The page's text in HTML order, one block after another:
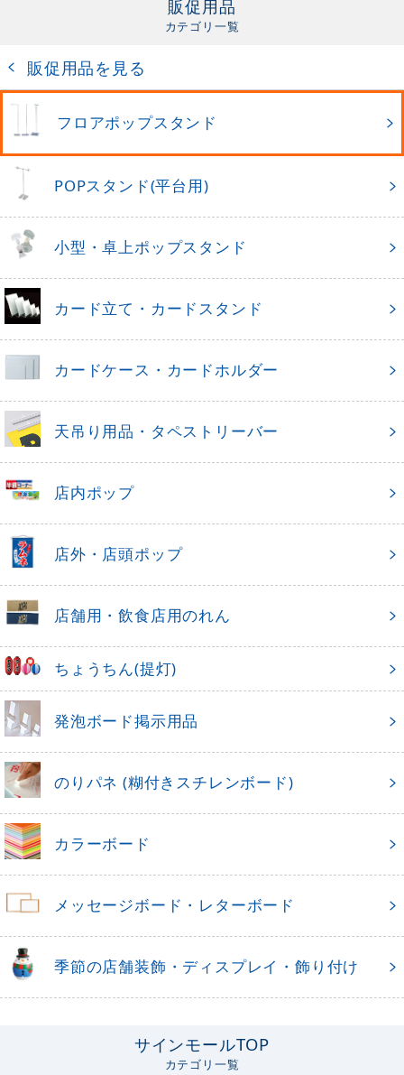
販促用品
カテゴリ一覧
販促用品を見る
フロアポップスタンド
POPスタンド(平台用)
小型・卓上ポップスタンド
カード立て・カードスタンド
カードケース・カードホルダー
天吊り用品・タペストリーバー
店内ポップ
店外・店頭ポップ
店舗用・飲食店用のれん
ちょうちん(提灯)
発泡ボード掲示用品
のりパネ (糊付きスチレンボード)
カラーボード
メッセージボード・レターボード
季節の店舗装飾・ディスプレイ・飾り付け
サインモールTOP
カテゴリ一覧